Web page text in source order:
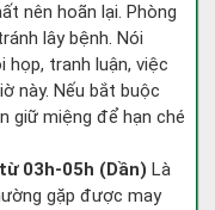
nên hoãn lại. Phòng
lây bệnh. Nói
họp, tranh luận, việc
này. Nếu bắt buộc
giữ miệng để hạn ché
03h-05h (Dần) Là
gặp được may